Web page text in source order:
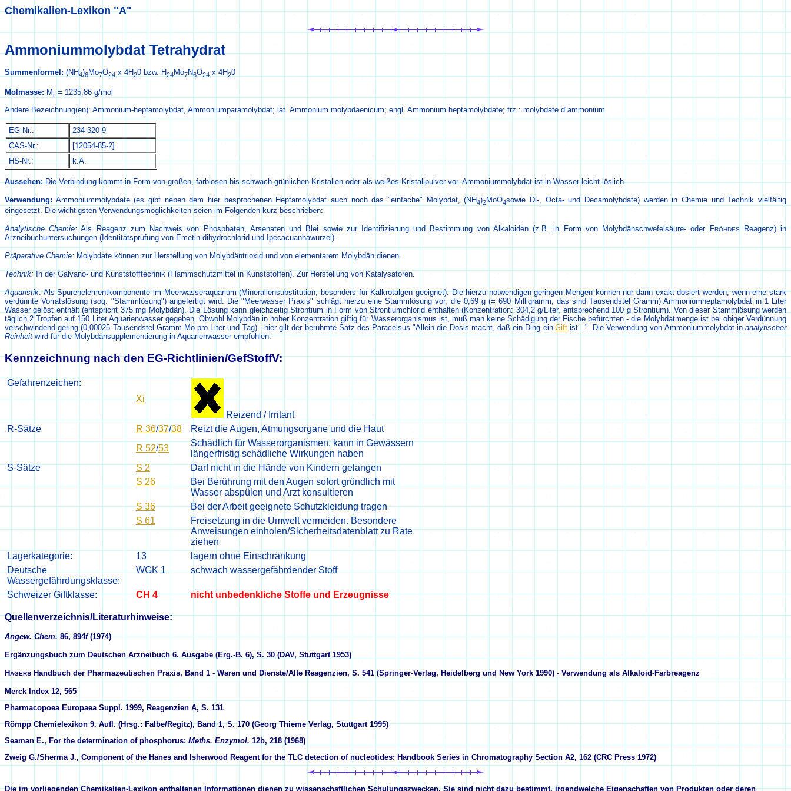
Chemikalien-Lexikon "A"
Ammoniummolybdat Tetrahydrat
Summenformel: (NH4)6Mo7O24 x 4H20 bzw. H24Mo7N6O24 x 4H20
Molmasse: Mr = 1235,86 g/mol
Andere Bezeichnung(en): Ammonium-heptamolybdat, Ammoniumparamolybdat; lat. Ammonium molybdaenicum; engl. Ammonium heptamolybdate; frz.: molybdate d´ammonium
EG-Nr.:
234-320-9
CAS-Nr.:
[12054-85-2]
HS-Nr.:
k.A.
Aussehen:Die Verbindung kommt in Form von großen, farblosen bis schwach grünlichen Kristallen oder als weißes Kristallpulver vor. Ammoniummolybdat ist in Wasser leicht löslich.
Verwendung: Ammoniummolybdate (es gibt neben dem hier besprochenen Heptamolybdat auch noch das "einfache" Molybdat,(NH4)2MoO4sowie Di-, Octa- und Decamolybdate) werden in Chemie und Technik vielfältig
eingesetzt. Die wichtigsten Verwendungsmöglichkeiten seien im Folgenden kurz beschrieben:
Analytische Chemie:Als Reagenz zum Nachweis von Phosphaten, Arsenaten und Blei sowie zur Identifizierung und Bestimmung von Alkaloiden (z.B. in Form von Molybdänschwefelsäure- oder FRÖHDESReagenz) in
Arzneibuchuntersuchungen (Identitätsprüfung von Emetin-dihydrochlorid und Ipecacuanhawurzel).
Präparative Chemie: Molybdate können zur Herstellung von Molybdäntrioxid und von elementarem Molybdän dienen.
Technik: In der Galvano- und Kunststofftechnik (Flammschutzmittel in Kunststoffen). Zur Herstellung von Katalysatoren.
Aquaristik: Als Spurenelementkomponente im Meerwasseraquarium (Mineraliensubstitution, besonders für Kalkrotalgen geeignet). Die hierzu notwendigen geringen Mengen können nur dann exakt dosiert werden, wenn eine stark
verdünnte Vorratslösung (sog. "Stammlösung") angefertigt wird. Die "Meerwasser Praxis" schlägt hierzu eine Stammlösung vor, die 0,69 g (= 690 Milligramm, das sind Tausendstel Gramm) Ammoniumheptamolybdat in 1 Liter
Wasser gelöst enthält (entspricht 375 mg Molybdän). Die Lösung kann gleichzeitig Strontium in Form von Strontiumchlorid enthalten (Konzentration: 304,2 g/Liter, entsprechend 100 g Strontium). Von dieser Stammlösung werden
täglich 2 Tropfen auf 150 Liter Aquarienwasser gegeben. Obwohl Molybdän in hoher Konzentration giftig für Wasserorganismus ist, muß man keine Schädigung der Fische befürchten - die Molybdatmenge ist bei obiger Verdünnung
verschwindend gering (0,00025 Tausendstel Gramm Mo pro Liter und Tag) - hier gilt der berühmte Satz des Paracelsus "Allein die Dosis macht, daß ein Ding ein Giftist...". Die Verwendung von Ammoniummolybdat inanalytischer
Reinheitwird für die Molybdänsupplementierung in Aquarienwasser empfohlen.
Kennzeichnung nach den EG-Richtlinien/GefStoffV:
Gefahrenzeichen:
Xi
Reizend / Irritant
R-Sätze
R 36/37/38
Reizt die Augen, Atmungsorgane und die Haut
R 52/53
Schädlich für Wasserorganismen, kann in Gewässern
längerfristig schädliche Wirkungen haben
S-Sätze
S 2
Darf nicht in die Hände von Kindern gelangen
S 26
Bei Berührung mit den Augen sofort gründlich mit
Wasser abspülen und Arzt konsultieren
S 36
Bei der Arbeit geeignete Schutzkleidung tragen
S 61
Freisetzung in die Umwelt vermeiden. Besondere
Anweisungen einholen/Sicherheitsdatenblatt zu Rate
ziehen
Lagerkategorie:
13
lagern ohne Einschränkung
Deutsche
Wassergefährdungsklasse:
WGK 1 schwach wassergefährdender Stoff
Schweizer Giftklasse: CH 4 nicht unbedenkliche Stoffe und Erzeugnisse
Quellenverzeichnis/Literaturhinweise:
Angew. Chem.86, 894f(1974)
Ergänzungsbuch zum Deutschen Arzneibuch 6. Ausgabe (Erg.-B. 6), S. 30 (DAV, Stuttgart 1953)
HAGERs Handbuch der Pharmazeutischen Praxis, Band 1 - Waren und Dienste/Alte Reagenzien, S. 541 (Springer-Verlag, Heidelberg und New York 1990) - Verwendung als Alkaloid-Farbreagenz
Merck Index 12, 565
Pharmacopoea Europaea Suppl. 1999, Reagenzien A, S. 131
Römpp Chemielexikon 9. Aufl. (Hrsg.: Falbe/Regitz), Band 1, S. 170 (Georg Thieme Verlag, Stuttgart 1995)
Seaman E., For the determination of phosphorus: Meths. Enzymol. 12b, 218 (1968)
Zweig G./Sherma J., Component of the Hanes and Isherwood Reagent for the TLC detection of nucleotides: Handbook Series in Chromatography Section A2, 162 (CRC Press 1972)
Die im vorliegenden Chemikalien-Lexikon enthaltenen Informationen dienen zu wissenschaftlichen Schulungszwecken. Sie sind nicht dazu bestimmt, irgendwelche Eigenschaften von Produkten oder deren